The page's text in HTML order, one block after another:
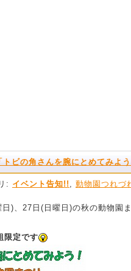
トビの角さんを腕にとめてみよう
: イベント告知!! 動物園つれづ
)、27日(日曜日)の秋の動物園
限定です